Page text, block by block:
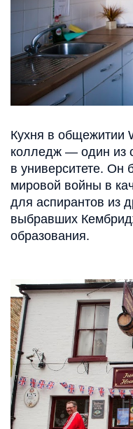
Кухня в общежитии
колледж — один из
в университете. Он
мировой войны в
для аспирантов из
выбравших
образования.